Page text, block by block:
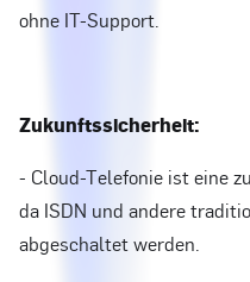
ohne IT-Support.
Zukunftssicherheit:
- Cloud-Telefonie ist eine
da ISDN und andere
abgeschaltet werden.